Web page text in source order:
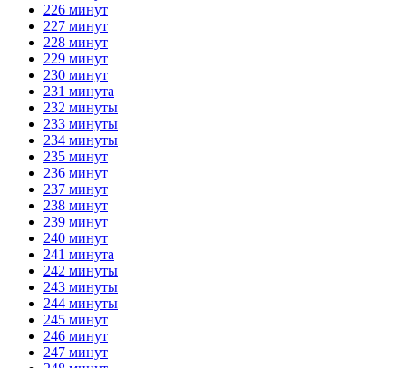
226 минут
227 минут
228 минут
229 минут
230 минут
231 минута
232 минуты
233 минуты
234 минуты
235 минут
236 минут
237 минут
238 минут
239 минут
240 минут
241 минута
242 минуты
243 минуты
244 минуты
245 минут
246 минут
247 минут